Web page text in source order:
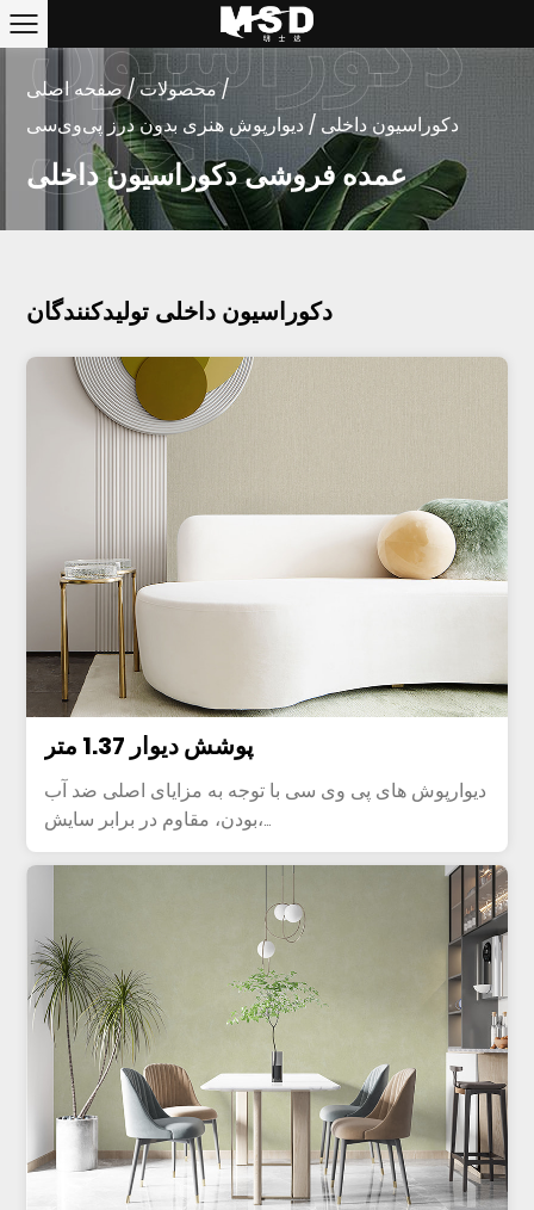
صفحه اصلی/محصولات/
دیوارپوش هنری بدون درز پی‌وی‌سی/ دکوراسیون داخلی
عمده فروشی دکوراسیون داخلی
دکوراسیون داخلی تولیدکنندگان
پوشش دیوار 1.37 متر
دیوارپوش های پی وی سی با توجه به مزایای اصلی ضد آب
بودن، مقاوم در برابر سایش،...